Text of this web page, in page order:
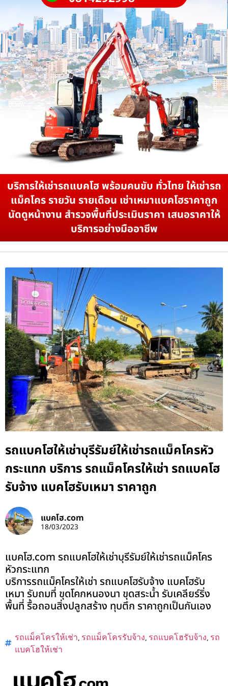
บริการให้เช่ารถแบคโฮ พร้อมคนขับ ทั่วไทย ให้เช่ารถ
แม็คโคร รายวัน รายเดือน เช่าเหมาแบคโฮราคาถูก
นัดดูหน้างาน สำรวจพื้นที่ประเมินราคา เสนอราคาให้
บริการอย่างมืออาชีพ
รถแบคโฮให้เช่าบุรีรัมย์ให้เช่ารถแม็คโครหัว
กระแทก บริการ รถแม็คโครให้เช่า รถแบคโฮ
รับจ้าง แบคโฮรับเหมา ราคาถูก
แบคโฮ.com
18/03/2023
แบคโฮ.com รถแบคโฮให้เช่าบุรีรัมย์ให้เช่ารถแม็คโคร
หัวกระแทก
บริการรถแม็คโครให้เช่า รถแบคโฮรับจ้าง แบคโฮรับ
เหมา รับถมที่ ขุดโคกหนองนา ขุดสระน้ำ รับเคลียร์ริ่ง
พื้นที่ รื้อถอนสิ่งปลูกสร้าง ทุบตึก ราคาถูกเป็นกันเอง
รถแม็คโครให้เช่า, รถแม็คโครรับจ้าง, รถแบคโฮรับจ้าง, รถ
แบคโฮให้เช่า